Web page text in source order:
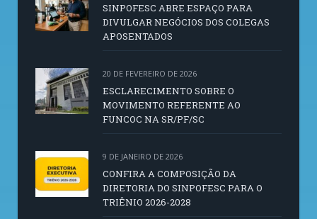
SINPOFESC ABRE ESPAÇO PARA
DIVULGAR NEGÓCIOS DOS COLEGAS
APOSENTADOS
20 DE FEVEREIRO DE 2026
ESCLARECIMENTO SOBRE O
MOVIMENTO REFERENTE AO
FUNCOC NA SR/PF/SC
9 DE JANEIRO DE 2026
CONFIRA A COMPOSIÇÃO DA
DIRETORIA DO SINPOFESC PARA O
TRIÊNIO 2026-2028